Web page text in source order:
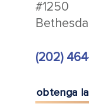
#1250
(202)
obtenga